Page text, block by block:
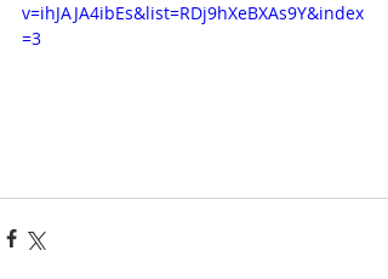
v=ihJAJA4ibEs&list=RDj9hXeBXAs9Y&index
=3